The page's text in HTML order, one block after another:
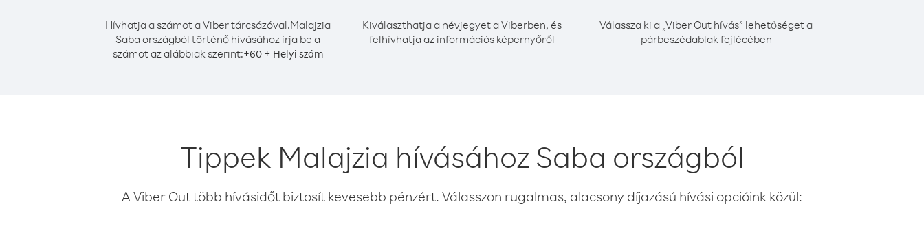
Hívhatja a számot a Viber tárcsázóval.Malajzia
Saba országból történő hívásához írja be a
számot az alábbiak szerint:+60 + Helyi szám
Kiválaszthatja a névjegyet a Viberben, és
felhívhatja az információs képernyőről
Válassza ki a „Viber Out hívás” lehetőséget a
párbeszédablak fejlécében
Tippek Malajzia hívásához Saba országból
A Viber Out több hívásidőt biztosít kevesebb pénzért. Válasszon rugalmas, alacsony díjazású hívási opcióink közül: